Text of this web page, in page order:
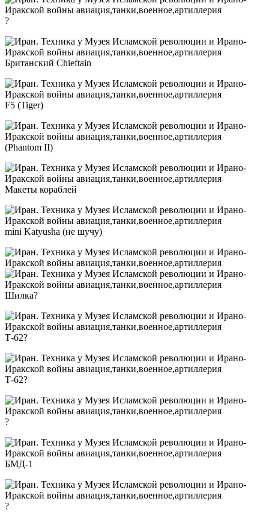
?
Британский Chieftain
F5 (Tiger)
(Phantom II)
Макеты кораблей
mini Katyusha (не шучу)
Шилка?
Т-62?
Т-62?
?
БМД-1
?